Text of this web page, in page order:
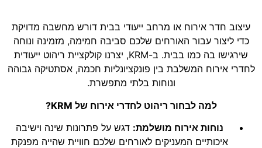
עיצוב חדר אירוח או מרחב ייעודי בבית דורש מחשבה מדויקת
כדי ליצור עבור האורחים שלכם סביבה חמימה, מזמינה ונוחה
שירגישו בה כמו בבית. ב-KRM, יצרנו קולקציית ריהוט ייעודית
לחדרי אירוח המשלבת בין פונקציונליות חכמה, אסתטיקה גבוהה
ונוחות בלתי מתפשרת.
למה לבחור ריהוט לחדרי אירוח של KRM?
נוחות אירוח מושלמת: דגש על פתרונות שינה וישיבה
איכותיים המעניקים לאורחים שלכם חוויית שהייה מפנקת